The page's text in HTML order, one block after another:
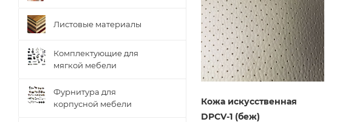
Кожа искусственная
DPCV-1 (беж)
Листовые материалы
Комплектующие для
мягкой мебели
Фурнитура для
корпусной мебели